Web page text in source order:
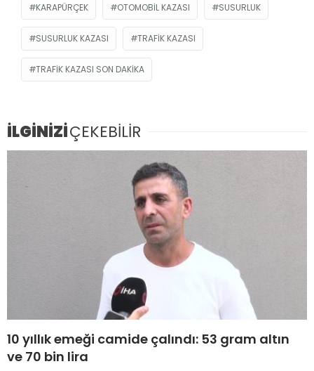
KARAPÜRÇEK OTOMOBIL KAZASI SUSURLUK
SUSURLUK KAZASI TRAFIK KAZASI
TRAFIK KAZASI SON DAKIKA
İLGİNİZİÇEKEBİLİR
10 yıllık emeği camide çalındı: 53 gram altın
ve 70 bin lira